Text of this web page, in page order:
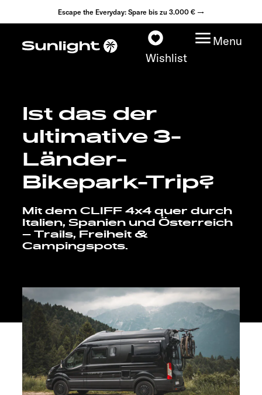
Escape the Everyday: Spare bis zu 3.000 € →
Wishlist
Menu
Modelle
Konfigurator
Fahrzeugfinder
Fahrzeugbörse
Händlersuche
Service
Ist das der
ultimative 3-
Länder-
Bikepark-Trip?
Mit dem CLIFF 4x4 quer durch
Italien, Spanien und Österreich
– Trails, Freiheit &
Campingspots.